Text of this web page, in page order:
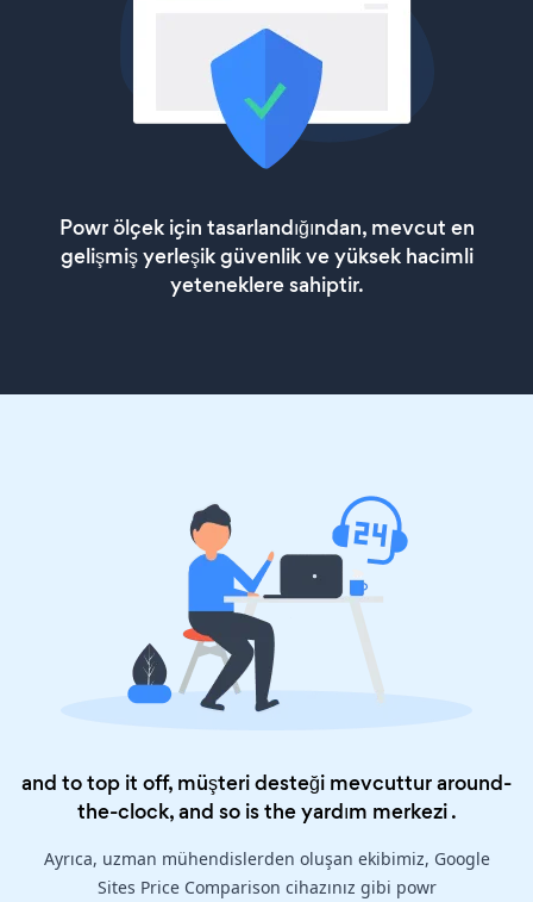
Powr ölçek için tasarlandığından, mevcut en
gelişmiş yerleşik güvenlik ve yüksek hacimli
yeteneklere sahiptir.
and to top it off, müşteri desteği mevcuttur around-
the-clock, and so is theyardım merkezi.
Ayrıca, uzman mühendislerden oluşan ekibimiz, Google
Sites Price Comparison cihazınız gibi powr